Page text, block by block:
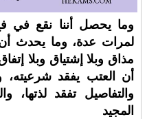
وما يحصل أننا نقع في
لمرات عدة، وما يحدث أن
مذاق وبلا إشتياق وبلا
أن العتب يفقد شرعيته،
والتفاصيل تفقد لذتها،
المجيد